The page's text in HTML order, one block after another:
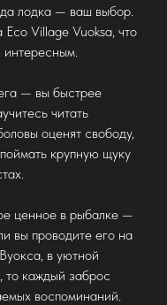
лодка — ваш выбор.
Village Vuoksa, что
интересным.
— вы быстрее
читать
оценят свободу,
крупную щуку
ценное в рыбалке —
вы проводите его на
в уютной
то каждый заброс
воспоминаний.